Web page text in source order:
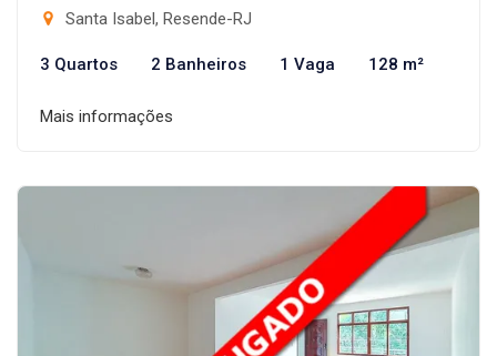
Santa Isabel, Resende-RJ
3 Quartos 2 Banheiros 1 Vaga 128 m²
Mais informações